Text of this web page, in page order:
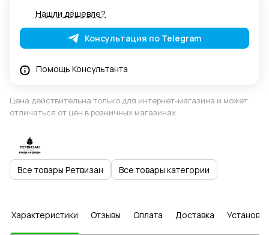
Нашли дешевле?
Консультация по Telegram
Помощь Консультанта
Цена действительна только для интернет-магазина и может
отличаться от цен в розничных магазинах
Все товары Ретвизан Все товары категории
Характеристики Отзывы Оплата Доставка Установка